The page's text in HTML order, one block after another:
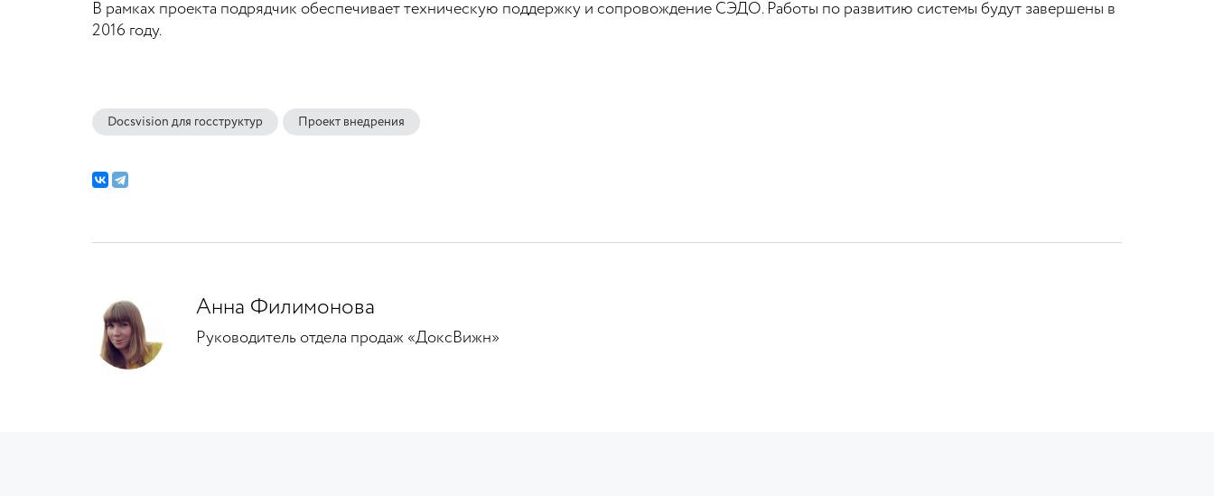
В рамках проекта подрядчик обеспечивает техническую поддержку и сопровождение СЭДО. Работы по развитию системы будут завершены в
2016 году.
Docsvision для госструктур Проект внедрения
Анна Филимонова
Руководитель отдела продаж «ДоксВижн»